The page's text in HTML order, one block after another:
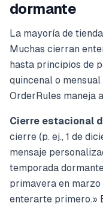
dormante
La mayoría de
Muchas cierran
hasta principios de
quincenal o
OrderRules maneja
Cierre estacional
cierre (p. ej., 1 de
mensaje
temporada
primavera en
enterarte primero.»